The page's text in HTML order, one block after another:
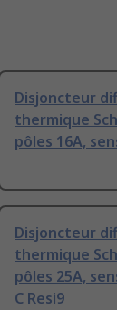
Disjoncteur
thermique
pôles 16A,
Disjoncteur
thermique
pôles 25A,
C Resi9